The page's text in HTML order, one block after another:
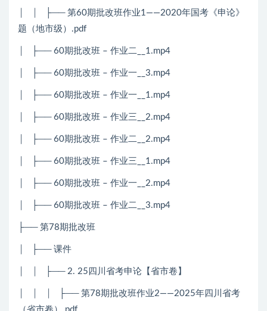
│ │ ├── 第60期批改班作业1——2020年国考《申论》
题（地市级）.pdf
│ ├── 60期批改班 – 作业二__1.mp4
│ ├── 60期批改班 – 作业一__3.mp4
│ ├── 60期批改班 – 作业一__1.mp4
│ ├── 60期批改班 – 作业三__2.mp4
│ ├── 60期批改班 – 作业二__2.mp4
│ ├── 60期批改班 – 作业三__1.mp4
│ ├── 60期批改班 – 作业一__2.mp4
│ ├── 60期批改班 – 作业二__3.mp4
├── 第78期批改班
│ ├── 课件
│ │ ├── 2. 25四川省考申论【省市卷】
│ │ │ ├── 第78期批改班作业2——2025年四川省考